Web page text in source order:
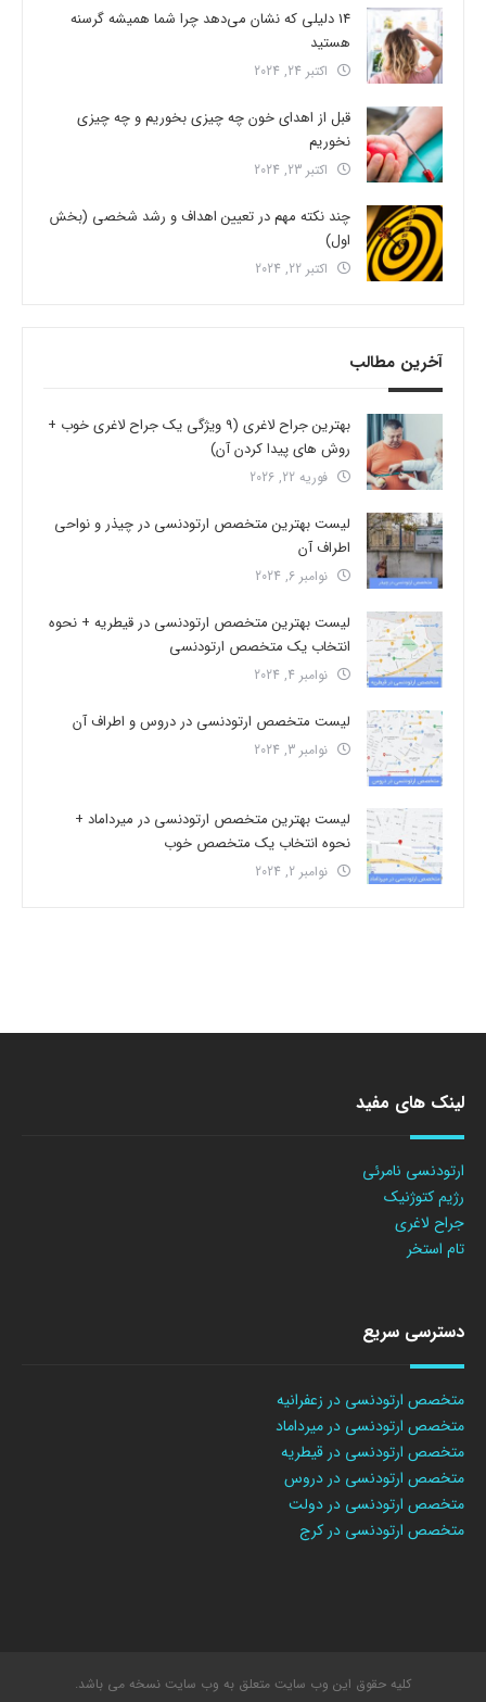
14 دلیلی که نشان می‌دهد چرا شما همیشه گرسنه
هستید
اکتبر 24, 2024
قبل از اهدای خون چه چیزی بخوریم و چه چیزی
نخوریم
اکتبر 23, 2024
چند نکته مهم در تعیین اهداف و رشد شخصی (بخش
اول)
اکتبر 22, 2024
آخرین مطالب
بهترین جراح لاغری (9 ویژگی یک جراح لاغری خوب +
روش های پیدا کردن آن)
فوریه 22, 2026
لیست بهترین متخصص ارتودنسی در چیذر و نواحی
اطراف آن
نوامبر 6, 2024
لیست بهترین متخصص ارتودنسی در قیطریه + نحوه
انتخاب یک متخصص ارتودنسی
نوامبر 4, 2024
لیست متخصص ارتودنسی در دروس و اطراف آن
نوامبر 3, 2024
لیست بهترین متخصص ارتودنسی در میرداماد +
نحوه انتخاب یک متخصص خوب
نوامبر 2, 2024
لینک های مفید
ارتودنسی نامرئی
رژیم کتوژنیک
جراح لاغری
تام استخر
دسترسی سریع
متخصص ارتودنسی در زعفرانیه
متخصص ارتودنسی در میرداماد
متخصص ارتودنسی در قیطریه
متخصص ارتودنسی در دروس
متخصص ارتودنسی در دولت
متخصص ارتودنسی در کرج
کلیه حقوق این وب سایت متعلق به وب سایت نسخه می باشد.